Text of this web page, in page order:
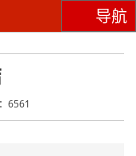
导航
6561